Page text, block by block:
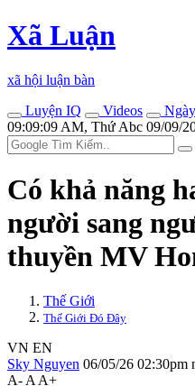
Xã Luận
xã hội luận bàn
Luyện IQ
Videos
09:09:09 AM, Thứ Abc 09/09/
Có khả năng
người sang
thuyền MV
Thế Giới
Thế Giới Đó Đây
VN EN
Sky Nguyen 06/05/26 02:30pm
A- A A+